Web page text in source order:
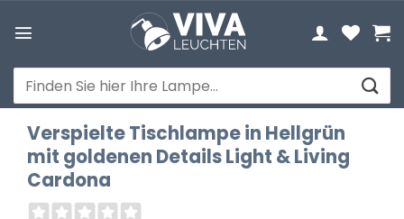
Inhalt
Suchen
nach:
Verspielte Tischlampe in Hellgrün
mit goldenen Details Light & Living
Cardona